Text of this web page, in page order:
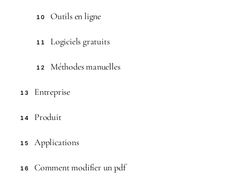
10 Outils en ligne
11 Logiciels gratuits
12 Méthodes manuelles
13 Entreprise
14 Produit
15 Applications
16 Comment modifier un pdf